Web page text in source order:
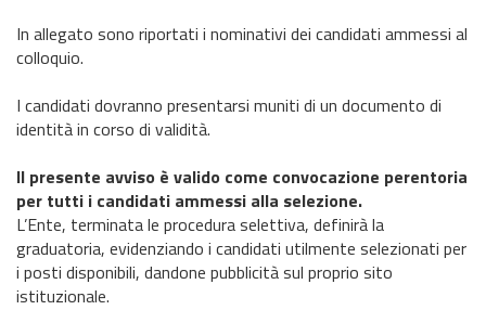
In allegato sono riportati i nominativi dei candidati ammessi al
colloquio.
I candidati dovranno presentarsi muniti di un documento di
identità in corso di validità.
Il presente avviso è valido come convocazione perentoria
per tutti i candidati ammessi alla selezione.
L’Ente, terminata le procedura selettiva, definirà la
graduatoria, evidenziando i candidati utilmente selezionati per
i posti disponibili, dandone pubblicità sul proprio sito
istituzionale.